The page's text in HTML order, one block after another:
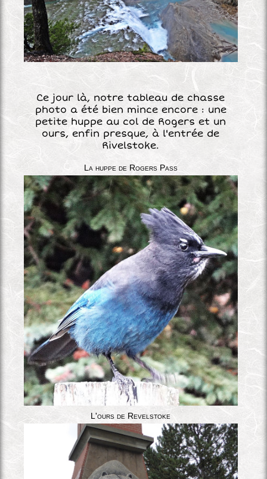
Ce jour là, notre tableau de chasse
photo a été bien mince encore : une
petite huppe au col de Rogers et un
ours, enfin presque, à l'entrée de
Rivelstoke.
La huppe de Rogers Pass
L'ours de Revelstoke